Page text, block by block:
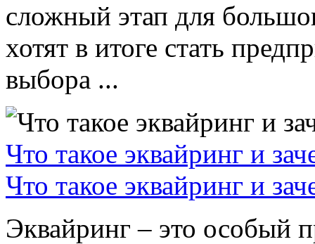
сложный этап для
хотят в итоге стать
выбора ...
Что такое эквайринг и
Что такое эквайринг и
Эквайринг – это особый